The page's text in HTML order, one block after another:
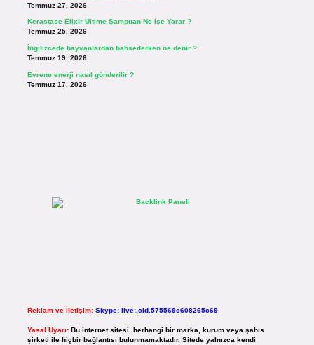
Temmuz 27, 2026
Kerastase Elixir Ultime Şampuan Ne İşe Yarar ?
Temmuz 25, 2026
İngilizcede hayvanlardan bahsederken ne denir ?
Temmuz 19, 2026
Evrene enerji nasıl gönderilir ?
Temmuz 17, 2026
Reklam ve İletişim: Skype: live:.cid.575569c608265c69
Yasal Uyarı: Bu internet sitesi, herhangi bir marka, kurum veya şahıs
şirketi ile hiçbir bağlantısı bulunmamaktadır. Sitede yalnızca kendi